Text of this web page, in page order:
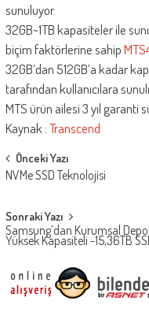
sunuluyor.
32GB~1TB kapasiteler ile
biçim faktörlerine sahip
32GB’dan 512GB’a kadar
tarafından kullanıcılara
MTS ürün ailesi 3 yıl garanti
Kaynak :Transcend
Post
navigation
Önceki Yazı
NVMe SSD Teknolojisi
Sonraki Yazı
Samsung’dan Kurumsal
Yüksek Kapasiteli -15,36TB